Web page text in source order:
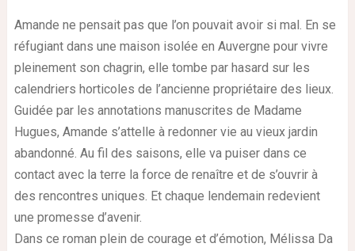
Amande ne pensait pas que l’on pouvait avoir si mal. En se
réfugiant dans une maison isolée en Auvergne pour vivre
pleinement son chagrin, elle tombe par hasard sur les
calendriers horticoles de l’ancienne propriétaire des lieux.
Guidée par les annotations manuscrites de Madame
Hugues, Amande s’attelle à redonner vie au vieux jardin
abandonné. Au fil des saisons, elle va puiser dans ce
contact avec la terre la force de renaître et de s’ouvrir à
des rencontres uniques. Et chaque lendemain redevient
une promesse d’avenir.
Dans ce roman plein de courage et d’émotion, Mélissa Da